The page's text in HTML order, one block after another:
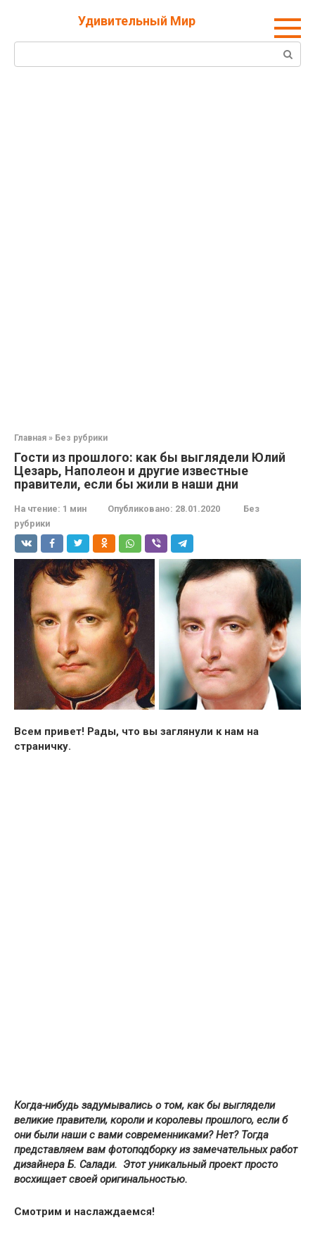
Удивительный Мир
Поиск:
Главная » Без рубрики
Гости из прошлого: как бы выглядели Юлий
Цезарь, Наполеон и другие известные
правители, если бы жили в наши дни
На чтение: 1 мин Опубликовано: 28.01.2020
Без
рубрики
Всем привет! Рады, что вы заглянули к нам на
страничку.
Когда-нибудь задумывались о том, как бы выглядели
великие правители, короли и королевы прошлого, если б
они были наши с вами современниками? Нет? Тогда
представляем вам фотоподборку из замечательных работ
дизайнера Б. Салади. Этот уникальный проект просто
восхищает своей оригинальностью.
Смотрим и наслаждаемся!